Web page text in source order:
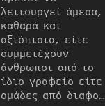
λειτουργεί άμεσα,
καθαρά και
αξιόπιστα, είτε
συμμετέχουν
άνθρωποι από το
ίδιο γραφείο είτε
ομάδες από διαφο…